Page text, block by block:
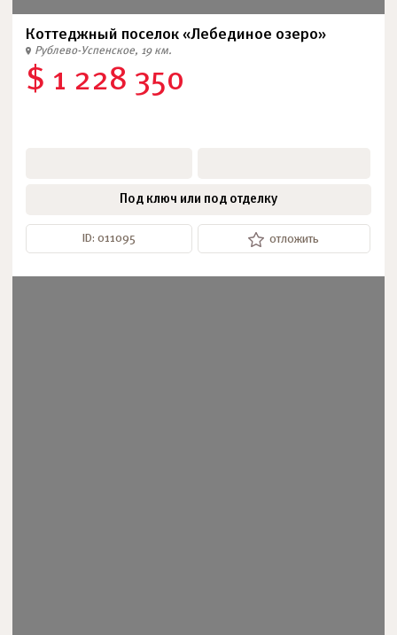
Коттеджный поселок «Лебединое озеро»
Рублево-Успенское, 19 км.
$ 1 228 350
Под ключ или под отделку
ID: 011095 отложить